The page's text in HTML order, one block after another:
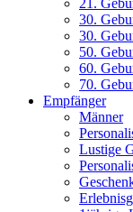
21.
30.
30.
50.
60.
70.
Empfänger
Männer
Lustige